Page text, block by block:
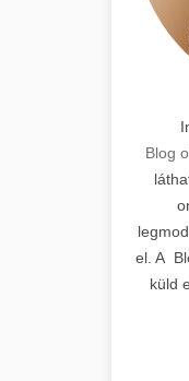
Blog
el. A
küld